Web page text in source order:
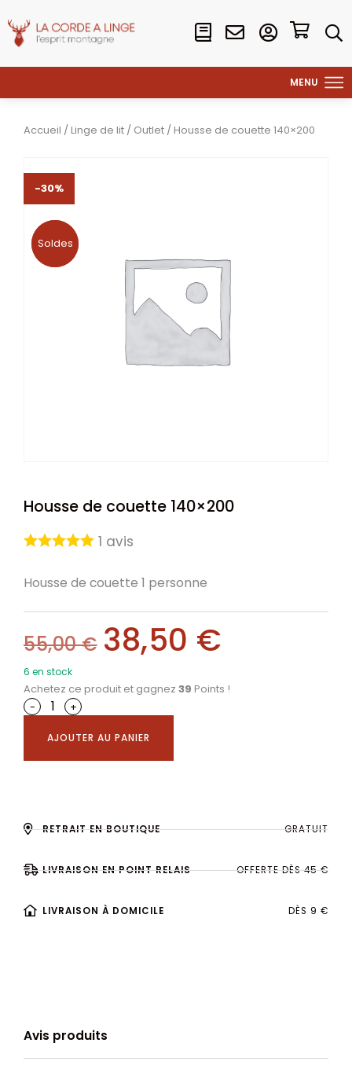
Accueil / Linge de lit / Outlet / Housse de couette 140×200
-30%
Soldes
Soldes
Housse de couette 140×200
1 avis
Housse de couette 1 personne
55,00€ 38,50 €
6 en stock
Achetez ce produit et gagnez 39 Points !
-
+
AJOUTER AU PANIER
RETRAIT EN BOUTIQUE GRATUIT
LIVRAISON EN POINT RELAIS OFFERTE DÈS 45 €
LIVRAISON À DOMICILE DÈS 9 €
Avis produits